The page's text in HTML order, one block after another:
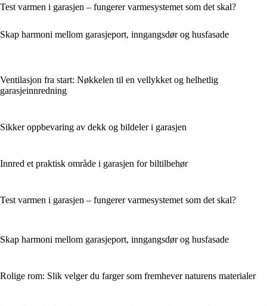
Test varmen i garasjen – fungerer varmesystemet som det skal?
Skap harmoni mellom garasjeport, inngangsdør og husfasade
Ventilasjon fra start: Nøkkelen til en vellykket og helhetlig
garasjeinnredning
Sikker oppbevaring av dekk og bildeler i garasjen
Innred et praktisk område i garasjen for biltilbehør
Test varmen i garasjen – fungerer varmesystemet som det skal?
Skap harmoni mellom garasjeport, inngangsdør og husfasade
Rolige rom: Slik velger du farger som fremhever naturens materialer